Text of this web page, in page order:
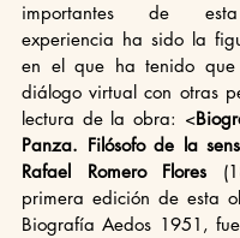
importantes de esta
experiencia ha sido la
en el que ha tenido
diálogo virtual con otras
lectura de la obra: <
Panza. Filósofo de la
Rafael Romero Flores
primera edición de esta
Biografía Aedos 1951,